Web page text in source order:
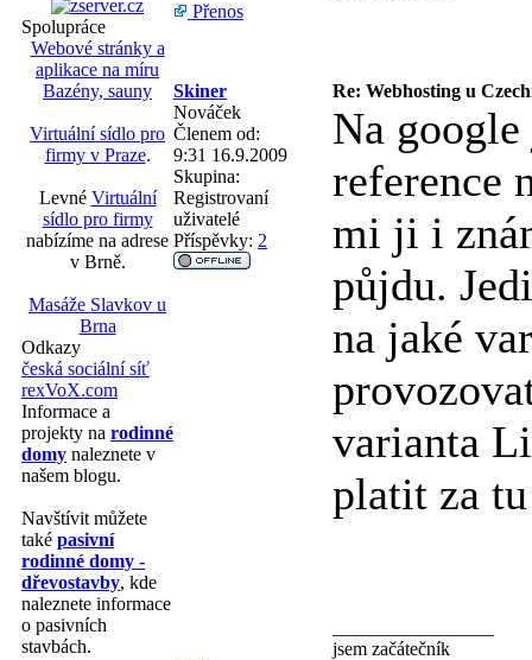
Spolupráce
Webové stránky a
aplikace na míru
Bazény, sauny
Virtuální sídlo pro
firmy v Praze.
Levné Virtuální
sídlo pro firmy
nabízíme na adrese
v Brně.
Masáže Slavkov u
Brna
Odkazy
česká sociální síť
rexVoX.com
Informace a
projekty na rodinné
domy naleznete v
našem blogu.
Navštívit můžete
také pasivní
rodinné domy -
dřevostavby, kde
naleznete informace
o pasivních
stavbách.
Přenos
Skiner
Re: Webhosting u
Nováček
Členem od:
9:31 16.9.2009
Skupina:
Registrovaní
uživatelé
Příspěvky: 2
Na
reference
mi ji i
půjdu.
na jaké
varianta
platit za
jsem začátečník